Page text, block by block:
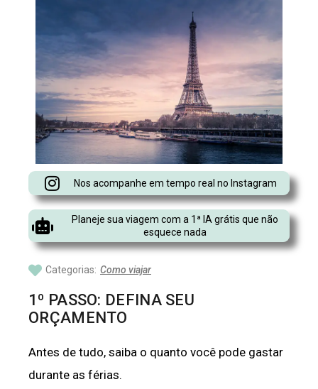
Nos acompanhe em tempo real no Instagram
Planeje sua viagem com a 1ª IA grátis que não
esquece nada
Categorias: Como viajar
1º PASSO: DEFINA SEU
ORÇAMENTO
Antes de tudo, saiba o quanto você pode gastar
durante as férias.